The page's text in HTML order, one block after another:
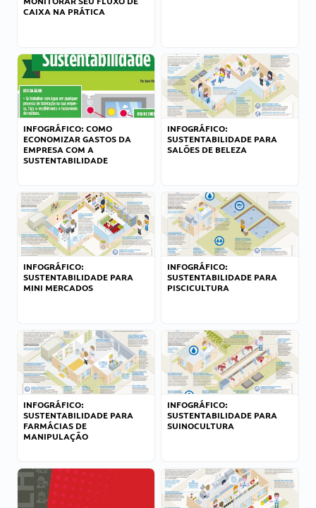
CAIXA NA PRÁTICA
INFOGRÁFICO: COMO
ECONOMIZAR GASTOS DA
EMPRESA COM A
SUSTENTABILIDADE
INFOGRÁFICO:
SUSTENTABILIDADE PARA
SALÕES DE BELEZA
INFOGRÁFICO:
SUSTENTABILIDADE PARA
MINI MERCADOS
INFOGRÁFICO:
SUSTENTABILIDADE PARA
PISCICULTURA
INFOGRÁFICO:
SUSTENTABILIDADE PARA
FARMÁCIAS DE
MANIPULAÇÃO
INFOGRÁFICO:
SUSTENTABILIDADE PARA
SUINOCULTURA